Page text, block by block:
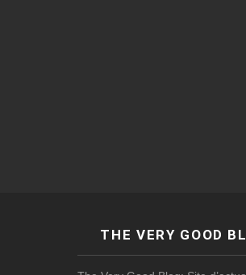
THE VERY GOOD